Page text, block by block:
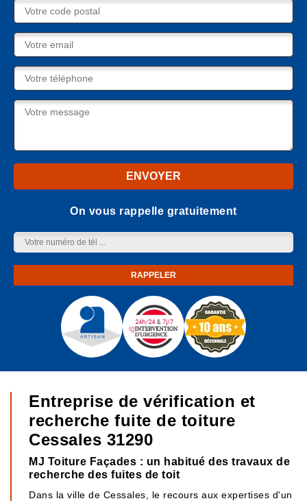
On vous rappelle gratuitement
Entreprise de vérification et
recherche fuite de toiture
Cessales 31290
MJ Toiture Façades : un habitué des travaux de
recherche des fuites de toit
Dans la ville de Cessales, le recours aux expertises d'un